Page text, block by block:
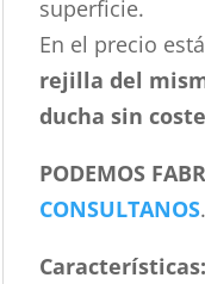
superficie.
En el precio está
rejilla del
ducha sin
PODEMOS
CONSULTANOS.
Características: